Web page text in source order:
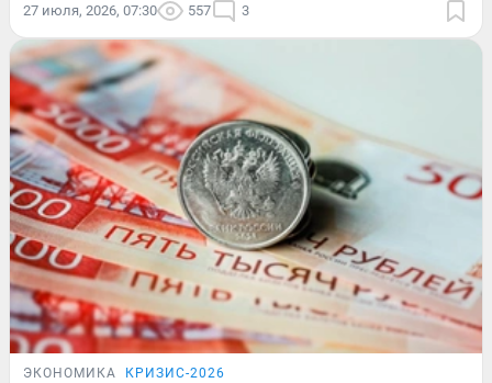
27 июля, 2026, 07:30 557 3
ЭКОНОМИКА КРИЗИС-2026